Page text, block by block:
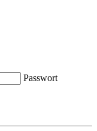
Passwort